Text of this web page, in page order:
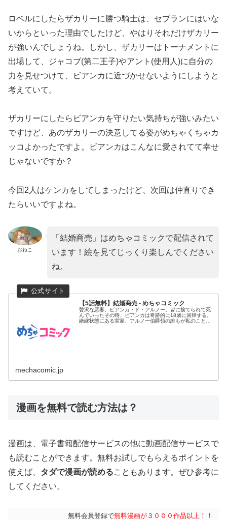
ロベルにしたらザカリーに勝つ騎士は、セブランにはいな
いからといった理由でしたけど、やはりそれだけザカリー
が強いんでしょうね。しかし、ザカリーはトーナメントに
出場して、ジャコブ(第二王子)やアント(使用人)に自分の
力を見せつけて、ビアンカに近づかせないようにしようと
考えていて。
ザカリーにしたらビアンカを守りたい気持ちが強いみたい
ですけど、あのザカリーの決意してる姿がめちゃくちゃカ
ッコよかったですよ。ビアンカはこんなに愛されてて幸せ
じゃないですか？
今回2人はケンカをしてしまったけど、次回は仲直りでき
たらいいですよね。
おねこ
「結婚商売」はめちゃコミックで配信されて
います！絵を見てじっくり楽しんでください
ね。
【5話無料】結婚商売 - めちゃコミック
贅沢な悪妻、ビアンカ・ド・アルノー。皆に捨てられて死
んでいったその時、ビアンカは奇跡的に18歳に回帰する。
絶縁状態にある実家、アルノー伯爵領の誰もが私のことを
mechacomic.jp
漫画を無料で読む方法は？
漫画は、電子書籍配信サービスの他に動画配信サービスで
も読むことができます。無料お試しでもらえるポイントを
使えば、 タダで漫画が読めることもあります。ぜひ参考に
してください。
無料会員登録で無料漫画が３０００作品以上！！